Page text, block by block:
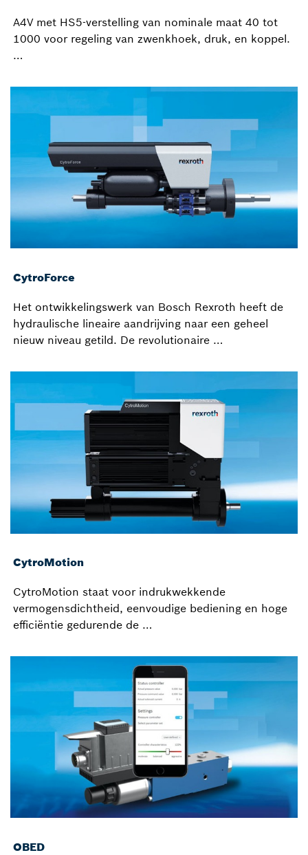
A4V met HS5-verstelling van nominale maat 40 tot
1000 voor regeling van zwenkhoek, druk, en koppel.
…
CytroForce
Het ontwikkelingswerk van Bosch Rexroth heeft de
hydraulische lineaire aandrijving naar een geheel
nieuw niveau getild. De revolutionaire …
CytroMotion
CytroMotion staat voor indrukwekkende
vermogensdichtheid, eenvoudige bediening en hoge
efficiëntie gedurende de …
OBED